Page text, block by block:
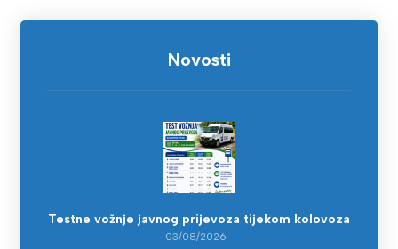
Novosti
Testne vožnje javnog prijevoza tijekom kolovoza
03/08/2026